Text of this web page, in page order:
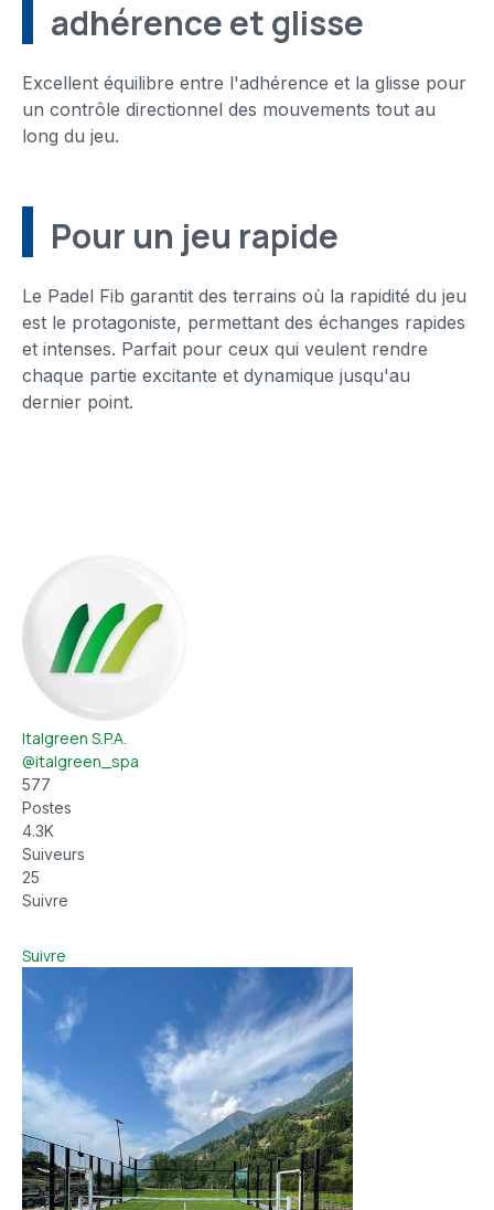
adhérence et glisse
Excellent équilibre entre l'adhérence et la glisse pour
un contrôle directionnel des mouvements tout au
long du jeu.
Pour un jeu rapide
Le Padel Fib garantit des terrains où la rapidité du jeu
est le protagoniste, permettant des échanges rapides
et intenses. Parfait pour ceux qui veulent rendre
chaque partie excitante et dynamique jusqu'au
dernier point.
Italgreen S.P.A.
@italgreen_spa
577
Postes
4.3K
Suiveurs
25
Suivre
Suivre